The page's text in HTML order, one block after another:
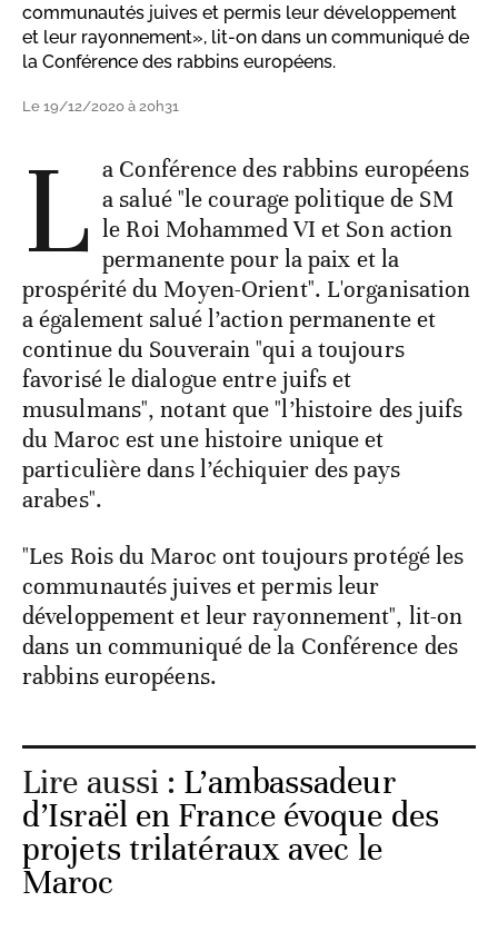
communautés juives et permis leur développement
et leur rayonnement», lit-on dans un communiqué de
la Conférence des rabbins européens.
Le 19/12/2020 à 20h31
L a Conférence des rabbins européens
a salué "le courage politique de SM
le Roi Mohammed VI et Son action
permanente pour la paix et la
prospérité du Moyen-Orient". L'organisation
a également salué l’action permanente et
continue du Souverain "qui a toujours
favorisé le dialogue entre juifs et
musulmans", notant que "l’histoire des juifs
du Maroc est une histoire unique et
particulière dans l’échiquier des pays
arabes".
"Les Rois du Maroc ont toujours protégé les
communautés juives et permis leur
développement et leur rayonnement", lit-on
dans un communiqué de la Conférence des
rabbins européens.
Lire aussi : L’ambassadeur
d’Israël en France évoque des
projets trilatéraux avec le
Maroc